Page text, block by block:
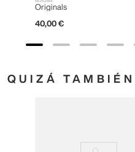
Originals
40,00 €
QUIZÁ TAMBIÉN